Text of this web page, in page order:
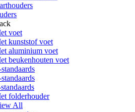
voet
kunststof voet
aluminium voet
beukenhouten voet
folderhouder
All